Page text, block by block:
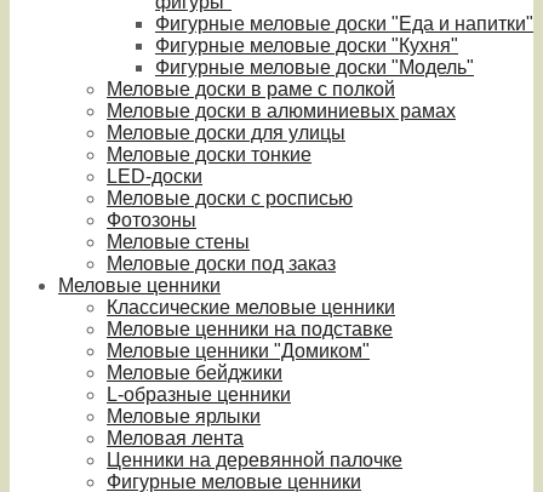
Фигурные меловые доски "Еда и напитки"
Фигурные меловые доски "Кухня"
Фигурные меловые доски "Модель"
Меловые доски в раме с полкой
Меловые доски в алюминиевых рамах
Меловые доски для улицы
Меловые доски тонкие
LED-доски
Меловые доски с росписью
Фотозоны
Меловые стены
Меловые доски под заказ
Меловые ценники
Классические меловые ценники
Меловые ценники на подставке
Меловые ценники "Домиком"
Меловые бейджики
L-образные ценники
Меловые ярлыки
Меловая лента
Ценники на деревянной палочке
Фигурные меловые ценники